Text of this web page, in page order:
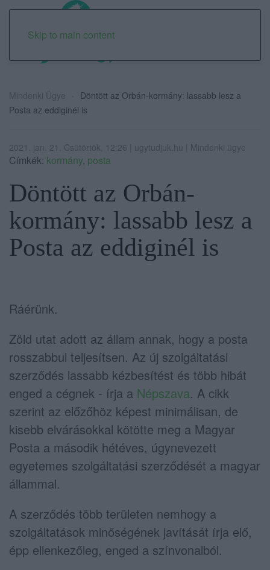
Skip to main content
Mindenki Ügye
Döntött az Orbán-kormány: lassabb lesz a
Posta az eddiginél is
2021. jan. 21. Csütörtök, 12:26 | ugytudjuk.hu | Mindenki ügye
Címkék: kormány, posta
Döntött az Orbán-
kormány: lassabb lesz a
Posta az eddiginél is
Ráérünk.
Zöld utat adott az állam annak, hogy a posta
rosszabbul teljesítsen. Az új szolgáltatási
szerződés lassabb kézbesítést és több hibát
enged a cégnek - írja a Népszava. A cikk
szerint az előzőhöz képest minimálisan, de
kisebb elvárásokkal kötötte meg a Magyar
Posta a második hétéves, úgynevezett
egyetemes szolgáltatási szerződését a magyar
állammal.
A szerződés több területen nemhogy a
szolgáltatások minőségének javítását írja elő,
épp ellenkezőleg, enged a színvonalból.